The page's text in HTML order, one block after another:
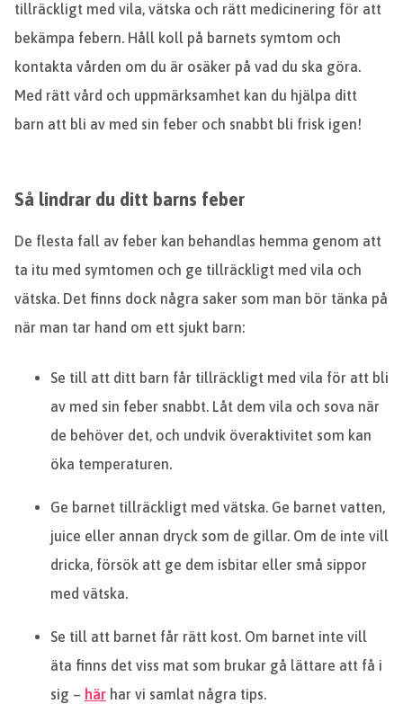
tillräckligt med vila, vätska och rätt medicinering för att
bekämpa febern. Håll koll på barnets symtom och
kontakta vården om du är osäker på vad du ska göra.
Med rätt vård och uppmärksamhet kan du hjälpa ditt
barn att bli av med sin feber och snabbt bli frisk igen!
Så lindrar du ditt barns feber
De flesta fall av feber kan behandlas hemma genom att
ta itu med symtomen och ge tillräckligt med vila och
vätska. Det finns dock några saker som man bör tänka på
när man tar hand om ett sjukt barn:
Se till att ditt barn får tillräckligt med vila för att bli
av med sin feber snabbt. Låt dem vila och sova när
de behöver det, och undvik överaktivitet som kan
öka temperaturen.
Ge barnet tillräckligt med vätska. Ge barnet vatten,
juice eller annan dryck som de gillar. Om de inte vill
dricka, försök att ge dem isbitar eller små sippor
med vätska.
Se till att barnet får rätt kost. Om barnet inte vill
äta finns det viss mat som brukar gå lättare att få i
sig – här har vi samlat några tips.